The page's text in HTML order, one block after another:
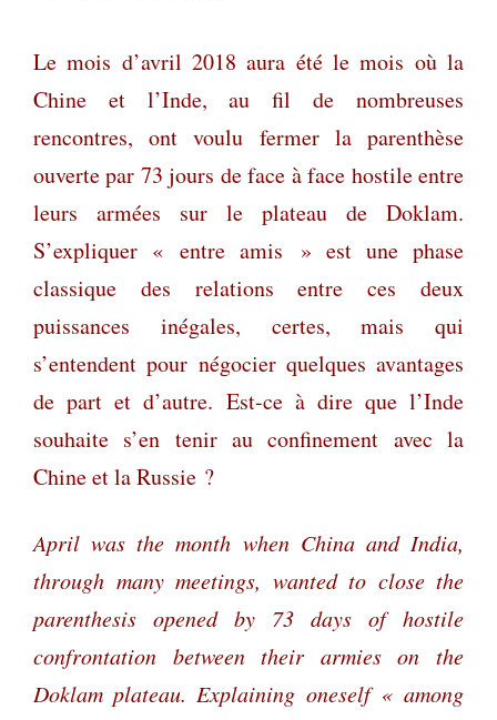
Le mois d’avril 2018 aura été le mois où la
Chine et l’Inde, au fil de nombreuses
rencontres, ont voulu fermer la parenthèse
ouverte par 73 jours de face à face hostile entre
leurs armées sur le plateau de Doklam.
S’expliquer « entre amis » est une phase
classique des relations entre ces deux
puissances inégales, certes, mais qui
s’entendent pour négocier quelques avantages
de part et d’autre. Est-ce à dire que l’Inde
souhaite s’en tenir au confinement avec la
Chine et la Russie ?
April was the month when China and India,
through many meetings, wanted to close the
parenthesis opened by 73 days of hostile
confrontation between their armies on the
Doklam plateau. Explaining oneself « among